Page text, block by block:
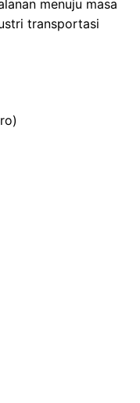
menuju masa
transportasi